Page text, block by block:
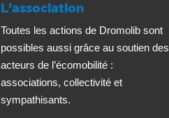
L’association
Toutes les actions de Dromolib sont
possibles aussi grâce au soutien des
acteurs de l’écomobilité :
associations, collectivité et
sympathisants.